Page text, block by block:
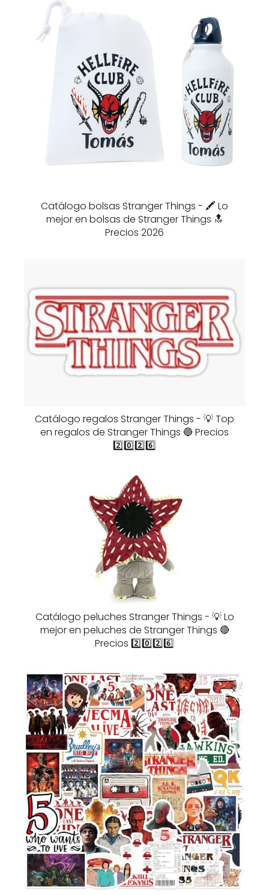
Catálogo bolsas Stranger Things - 🖍️ Lo
mejor en bolsas de Stranger Things 🔝
Precios 2026
Catálogo regalos Stranger Things - 💡 Top
en regalos de Stranger Things 🔵 Precios
2️⃣0️⃣2️⃣6️⃣
Catálogo peluches Stranger Things - 💡 Lo
mejor en peluches de Stranger Things 🔴
Precios 2️⃣0️⃣2️⃣6️⃣